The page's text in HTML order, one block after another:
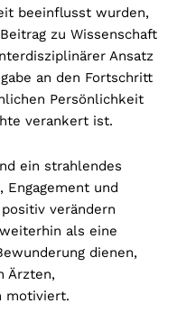
beeinflusst wurden,
zu Wissenschaft
Ansatz
an den Fortschritt
Persönlichkeit
verankert ist.
ein strahlendes
Engagement und
verändern
als eine
dienen,
Ärzten,
motiviert.